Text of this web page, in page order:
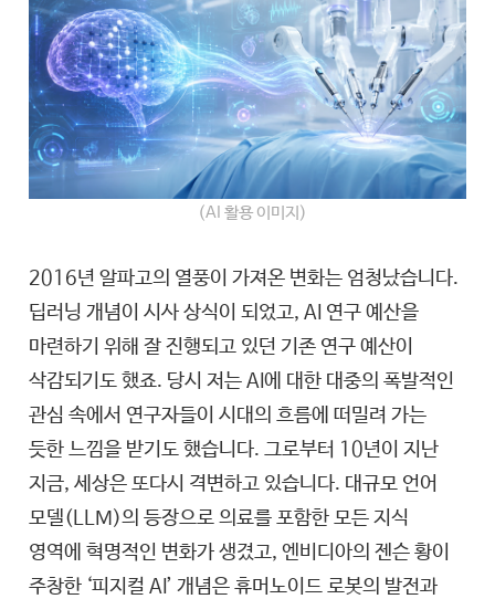
(AI 활용 이미지)
2016년 알파고의 열풍이 가져온 변화는 엄청났습니다.
딥러닝 개념이 시사 상식이 되었고, AI 연구 예산을
마련하기 위해 잘 진행되고 있던 기존 연구 예산이
삭감되기도 했죠. 당시 저는 AI에 대한 대중의 폭발적인
관심 속에서 연구자들이 시대의 흐름에 떠밀려 가는
듯한 느낌을 받기도 했습니다. 그로부터 10년이 지난
지금, 세상은 또다시 격변하고 있습니다. 대규모 언어
모델(LLM)의 등장으로 의료를 포함한 모든 지식
영역에 혁명적인 변화가 생겼고, 엔비디아의 젠슨 황이
주창한 ‘피지컬 AI’ 개념은 휴머노이드 로봇의 발전과